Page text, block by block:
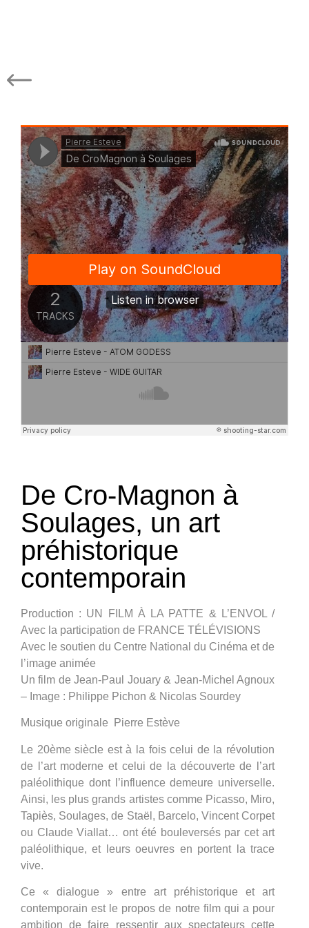
De Cro-Magnon à
Soulages, un art
préhistorique
contemporain
Production : UN FILM À LA PATTE & L’ENVOL /
Avec la participation de FRANCE TÉLÉVISIONS
Avec le soutien du Centre National du Cinéma et de
l’image animée
Un film de Jean-Paul Jouary & Jean-Michel Agnoux
– Image : Philippe Pichon & Nicolas Sourdey
Musique originale Pierre Estève
Le 20ème siècle est à la fois celui de la révolution
de l’art moderne et celui de la découverte de l’art
paléolithique dont l’influence demeure universelle.
Ainsi, les plus grands artistes comme Picasso, Miro,
Tapiès, Soulages, de Staël, Barcelo, Vincent Corpet
ou Claude Viallat… ont été bouleversés par cet art
paléolithique, et leurs oeuvres en portent la trace
vive.
Ce « dialogue » entre art préhistorique et art
contemporain est le propos de notre film qui a pour
ambition de faire ressentir aux spectateurs cette